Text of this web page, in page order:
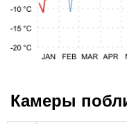
Камеры